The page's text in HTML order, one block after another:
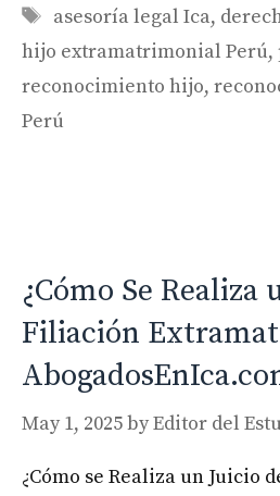
Tags
asesoría legal Ica,
hijo extramatrimonial Perú,
reconocimiento hijo,
Perú
¿Cómo Se Realiza
Filiación
May 1, 2025byEditor del
¿Cómo se Realiza un Juicio